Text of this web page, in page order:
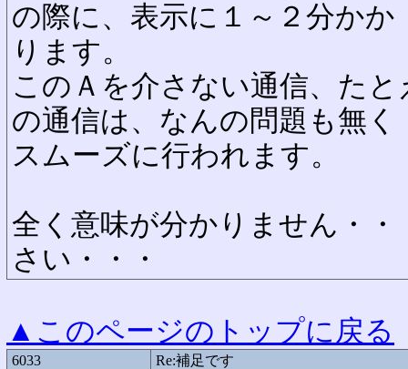
の際に、表示に１～２分かか
ります。
このＡを介さない通信、
の通信は、なんの問題も無く
スムーズに行われます。
全く意味が分かりません・
さい・・・
▲このページのトップに戻る
6033 Re:補足です